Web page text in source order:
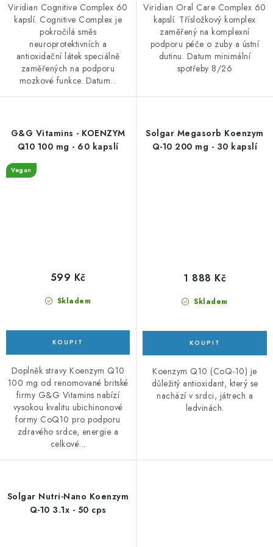
Viridian Cognitive Complex 60
kapslí. Cognitive Complex je
pokročilá směs
neuroprotektivních a
antioxidační látek speciálně
zaměřených na podporu
mozkové funkce. Datum...
Viridian Oral Care Complex 60
kapslí. Třísložkový komplex
zaměřený na komplexní
podporu péče o zuby a ústní
dutinu. Datum minimální
spotřeby 8/26
G&G Vitamins - KOENZYM
Q10 100 mg - 60 kapslí
Vegan
Skladem
599 Kč
Doplněk stravy Koenzym Q10
100 mg od renomované britské
firmy G&G Vitamins nabízí
vysokou kvalitu ubichinonové
formy CoQ10 pro podporu
zdravého srdce, energie a
celkové...
Solgar Megasorb Koenzym
Q-10 200 mg - 30 kapslí
Skladem
1 888 Kč
Koenzym Q10 (CoQ-10) je
důležitý antioxidant, který se
nachází v srdci, játrech a
ledvinách.
Solgar Nutri-Nano Koenzym
Q-10 3.1x - 50 cps